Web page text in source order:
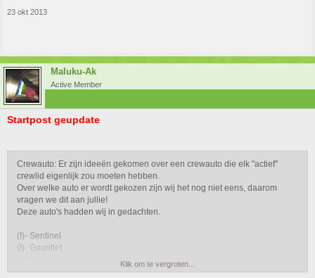
23 okt 2013
Maluku-Ak
Active Member
Startpost geupdate
Crewauto: Er zijn ideeën gekomen over een crewauto die elk ''actief''
crewlid eigenlijk zou moeten hebben.
Over welke auto er wordt gekozen zijn wij het nog niet eens, daarom
vragen we dit aan jullie!
Deze auto's hadden wij in gedachten.
(I)- Sentinel
(I)- Gauntlet
- Zion Cabrio
Klik om te vergroten...